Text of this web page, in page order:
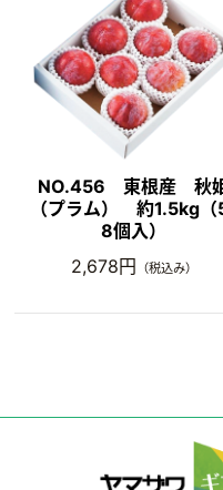
NO.456 東根産 秋
（プラム） 約1.5kg（
8個入）
2,678円 （税込み）